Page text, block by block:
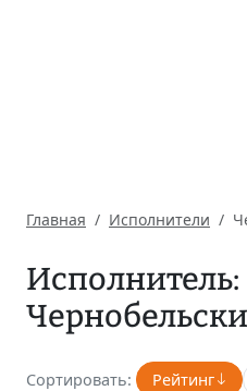
Главная Исполнители
Исполнитель:
Сортировать: Рейтинг